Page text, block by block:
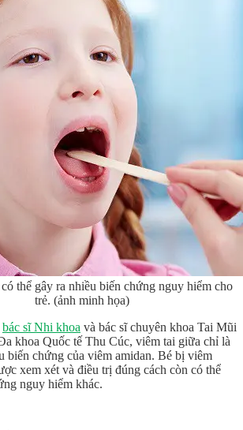
thể gây ra nhiều biến chứng nguy hiểm cho
trẻ. (ảnh minh họa)
bác sĩ Nhi khoa và bác sĩ chuyên khoa Tai Mũi
khoa Quốc tế Thu Cúc, viêm tai giữa chỉ là
biến chứng của viêm amidan. Bé bị viêm
xem xét và điều trị đúng cách còn có thể
nguy hiểm khác.